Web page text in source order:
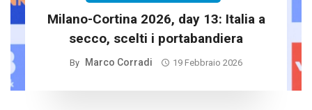
Milano-Cortina 2026, day 13: Italia a
secco, scelti i portabandiera
By Marco Corradi 19 Febbraio 2026